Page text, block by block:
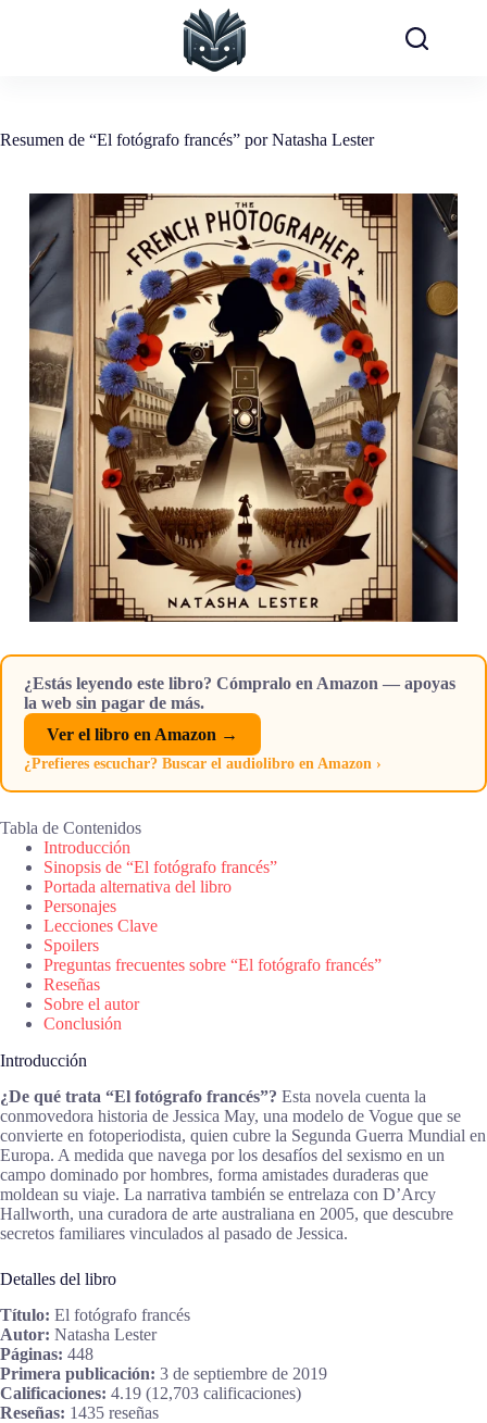
Resumen de “El fotógrafo francés” por Natasha Lester
¿Estás leyendo este libro? Cómpralo en Amazon — apoyas
la web sin pagar de más.
Ver el libro en Amazon →
¿Prefieres escuchar? Buscar el audiolibro en Amazon ›
Tabla de Contenidos
Introducción
Sinopsis de “El fotógrafo francés”
Portada alternativa del libro
Personajes
Lecciones Clave
Spoilers
Preguntas frecuentes sobre “El fotógrafo francés”
Reseñas
Sobre el autor
Conclusión
Introducción
¿De qué trata “El fotógrafo francés”? Esta novela cuenta la
conmovedora historia de Jessica May, una modelo de Vogue que se
convierte en fotoperiodista, quien cubre la Segunda Guerra Mundial en
Europa. A medida que navega por los desafíos del sexismo en un
campo dominado por hombres, forma amistades duraderas que
moldean su viaje. La narrativa también se entrelaza con D’Arcy
Hallworth, una curadora de arte australiana en 2005, que descubre
secretos familiares vinculados al pasado de Jessica.
Detalles del libro
Título: El fotógrafo francés
Autor: Natasha Lester
Páginas: 448
Primera publicación: 3 de septiembre de 2019
Calificaciones: 4.19 (12,703 calificaciones)
Reseñas: 1435 reseñas